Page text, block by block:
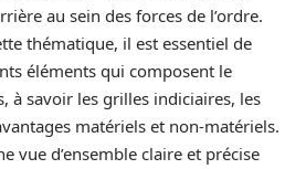
au sein des forces de l’ordre.
thématique, il est essentiel de
éléments qui composent le
à savoir les grilles indiciaires, les
matériels et non-matériels.
vue d’ensemble claire et précise